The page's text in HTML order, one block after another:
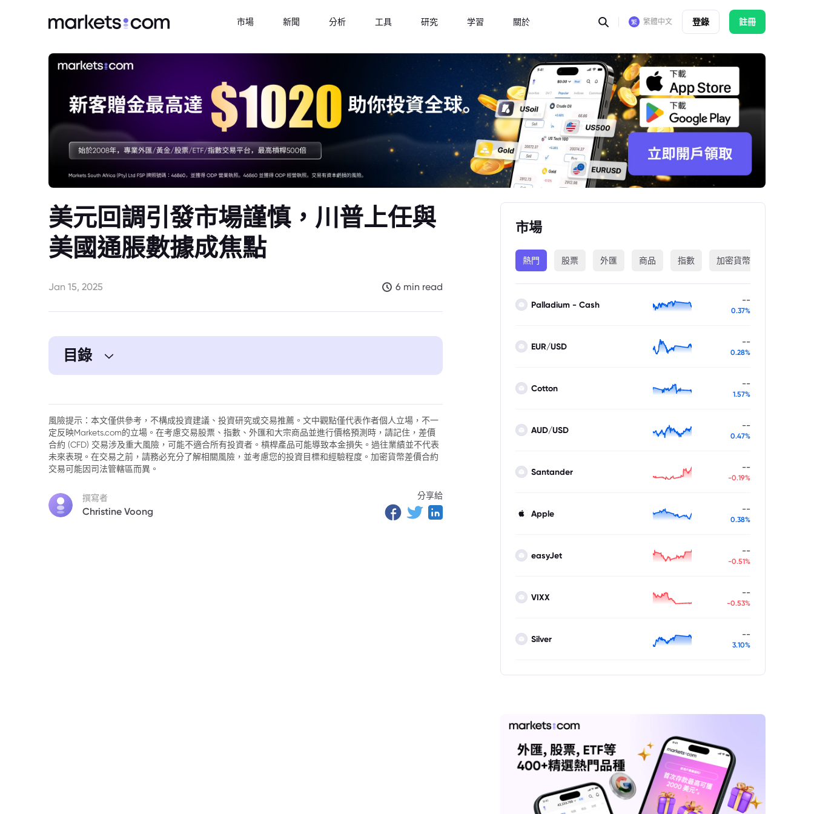
市場 新聞 分析 工具 研究 学習 關於 繁體中文 登錄 註冊
美元回調引發市場謹慎，川普上任與
美國通脹數據成焦點
Jan 15, 2025 6 min read
目錄
3. 美國通脹數據將影響市場預期，關注美聯儲政策走向
4. 川普上任預期推動市場走向，政策擔憂壓力升高
6. 總結
風險提示：本文僅供參考，不構成投資建議、投資研究或交易推薦。文中觀點僅代表作者個人立場，不一
定反映Markets.com的立場。在考慮交易股票、指數、外匯和大宗商品並進行價格預測時，請記住，差價
合約 (CFD) 交易涉及重大風險，可能不適合所有投資者。槓桿產品可能導致本金損失。過往業績並不代表
未來表現。在交易之前，請務必充分了解相關風險，並考慮您的投資目標和經驗程度。加密貨幣差價合約
交易可能因司法管轄區而異。
撰寫者
Christine Voong
分享給
市場
熱門 股票 外匯 商品 指數 加密貨幣
Palladium - Cash --
0.37%
EUR/USD --
0.28%
Cotton --
1.57%
AUD/USD --
0.47%
Santander --
-0.19%
Apple --
0.38%
easyJet --
-0.51%
VIXX --
-0.53%
Silver --
3.10%